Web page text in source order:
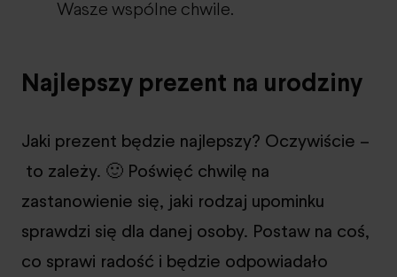
Wasze wspólne chwile.
Najlepszy prezent na urodziny
Jaki prezent będzie najlepszy? Oczywiście –
to zależy. 🙂 Poświęć chwilę na
zastanowienie się, jaki rodzaj upominku
sprawdzi się dla danej osoby. Postaw na coś,
co sprawi radość i będzie odpowiadało